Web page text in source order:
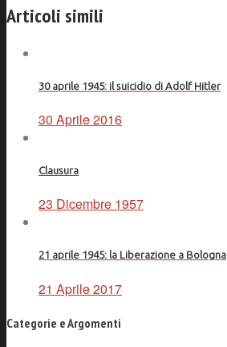
Articoli simili
30 aprile 1945: il suicidio di Adolf Hitler
30 Aprile 2016
Clausura
23 Dicembre 1957
21 aprile 1945: la Liberazione a Bologna
21 Aprile 2017
Categorie e Argomenti